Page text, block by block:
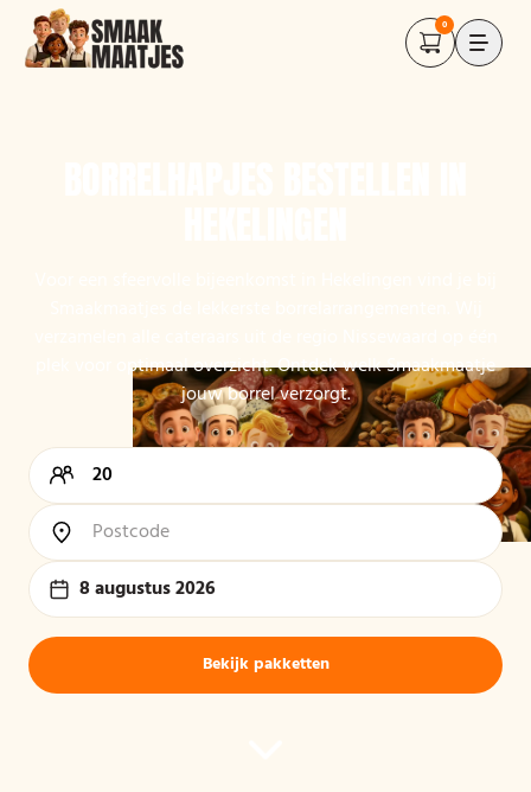
0
plek voor optimaal overzicht. Ontdek welk Smaakmaatje
jouw borrel verzorgt.
8 augustus 2026
Bekijk pakketten